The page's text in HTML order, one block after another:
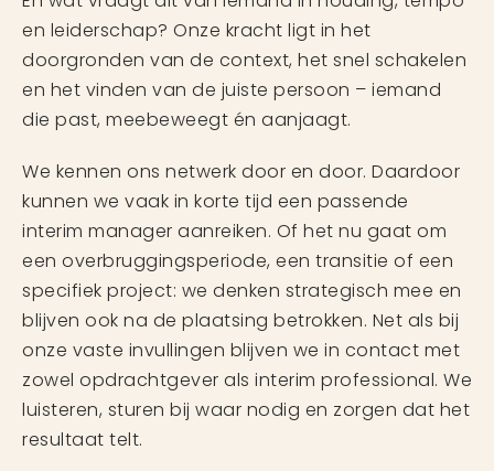
en leiderschap? Onze kracht ligt in het
doorgronden van de context, het snel schakelen
en het vinden van de juiste persoon – iemand
die past, meebeweegt én aanjaagt.
We kennen ons netwerk door en door. Daardoor
kunnen we vaak in korte tijd een passende
interim manager aanreiken. Of het nu gaat om
een overbruggingsperiode, een transitie of een
specifiek project: we denken strategisch mee en
blijven ook na de plaatsing betrokken. Net als bij
onze vaste invullingen blijven we in contact met
zowel opdrachtgever als interim professional. We
luisteren, sturen bij waar nodig en zorgen dat het
resultaat telt.